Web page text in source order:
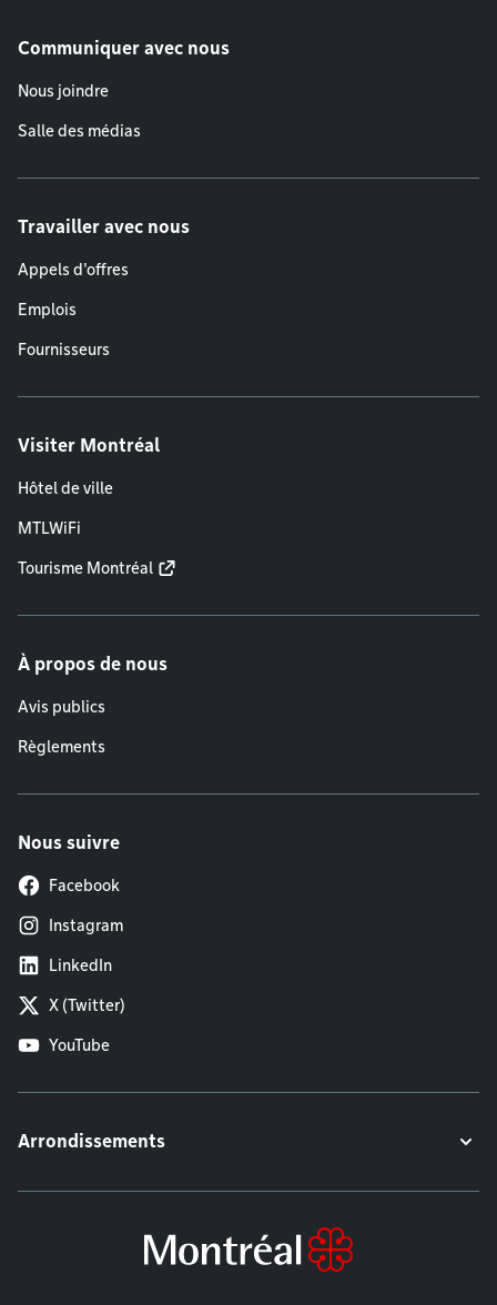
Communiquer avec nous
Nous joindre
Salle des médias
Travailler avec nous
Appels d'offres
Emplois
Fournisseurs
Visiter Montréal
Hôtel de ville
MTLWiFi
Tourisme Montréal
À propos de nous
Avis publics
Règlements
Nous suivre
Facebook
Instagram
LinkedIn
X (Twitter)
YouTube
Arrondissements